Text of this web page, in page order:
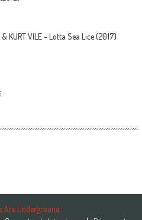
& KURT VILE – Lotta Sea Lice (2017)
Are Underground